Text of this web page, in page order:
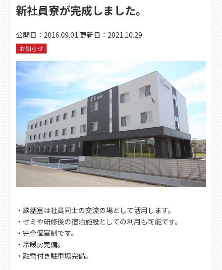
新社員寮が完成しました。
公開日： 2016.09.01 更新日： 2021.10.29
お知らせ
・談話室は社員同士の交流の場として活用します。
・ゼミや研修後の宿泊施設としての利用も可能です。
・完全個室制です。
・冷暖房完備。
・融雪付き駐車場完備。